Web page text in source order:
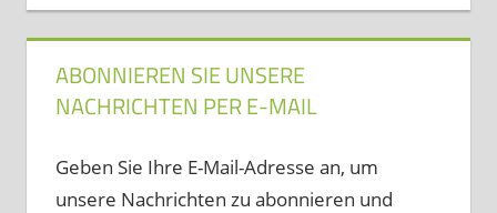
ABONNIEREN SIE UNSERE
NACHRICHTEN PER E-MAIL
Geben Sie Ihre E-Mail-Adresse an, um
unsere Nachrichten zu abonnieren und